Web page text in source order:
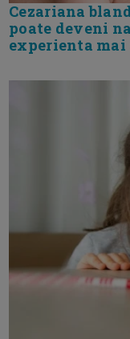
Cezariana
poate deveni
experienta mai